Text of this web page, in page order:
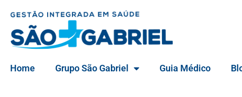
Home Grupo São Gabriel Guia Médico